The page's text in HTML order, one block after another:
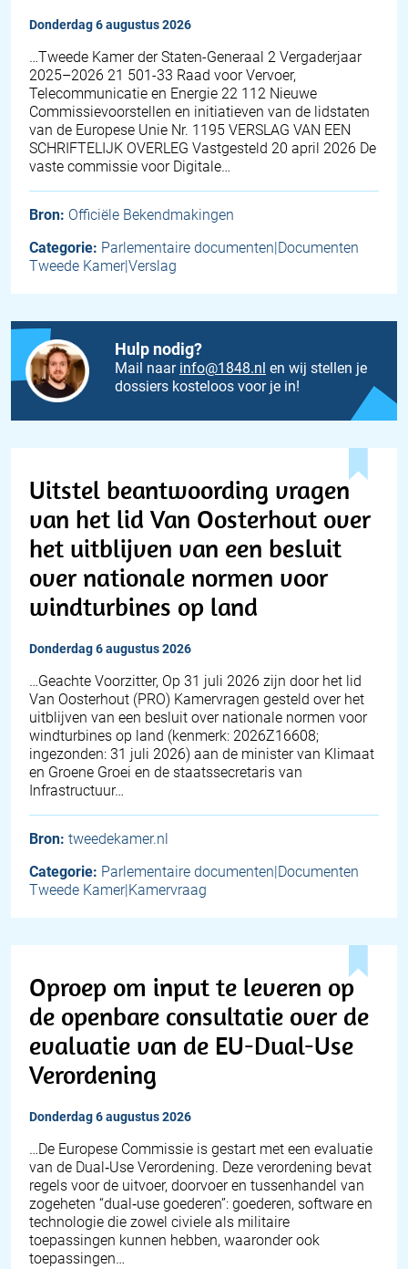
donderdag 6 augustus 2026
…Tweede Kamer der Staten-Generaal 2 Vergaderjaar
2025–2026 21 501-33 Raad voor Vervoer,
Telecommunicatie en Energie 22 112 Nieuwe
Commissievoorstellen en initiatieven van de lidstaten
van de Europese Unie Nr. 1195 VERSLAG VAN EEN
SCHRIFTELIJK OVERLEG Vastgesteld 20 april 2026 De
vaste commissie voor Digitale…
Bron: Officiële Bekendmakingen
Categorie: Parlementaire documenten|Documenten
Tweede Kamer|Verslag
Hulp nodig?
Mail naar info@1848.nl en wij stellen je
dossiers kosteloos voor je in!
Uitstel beantwoording vragen
van het lid Van Oosterhout over
het uitblijven van een besluit
over nationale normen voor
windturbines op land
donderdag 6 augustus 2026
… Geachte Voorzitter, Op 31 juli 2026 zijn door het lid
Van Oosterhout (PRO) Kamervragen gesteld over het
uitblijven van een besluit over nationale normen voor
windturbines op land (kenmerk: 2026Z16608;
ingezonden: 31 juli 2026) aan de minister van Klimaat
en Groene Groei en de staatssecretaris van
Infrastructuur…
Bron: tweedekamer.nl
Categorie: Parlementaire documenten|Documenten
Tweede Kamer|Kamervraag
Oproep om input te leveren op
de openbare consultatie over de
evaluatie van de EU-Dual-Use
Verordening
donderdag 6 augustus 2026
…De Europese Commissie is gestart met een evaluatie
van de Dual‑Use Verordening. Deze verordening bevat
regels voor de uitvoer, doorvoer en tussenhandel van
zogeheten “dual‑use goederen”: goederen, software en
technologie die zowel civiele als militaire
toepassingen kunnen hebben, waaronder ook
toepassingen…